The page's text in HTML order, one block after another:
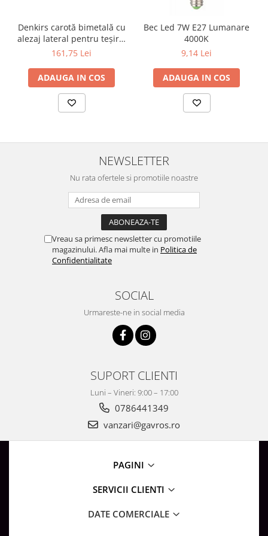
Profile Aluminiu pentru Banda LED
Iluminat Industrial
Corpuri Liniare LED Industriale
Corp Iluminat Led Highbay
Iluminat Stradal
Videointerfoane Si Interfoane
Statii Incarcare Electrice
Stalpi Octogonali Galvanizati
Stalpi de Iluminat
Stalpi Decorativi
Plafoniere cu ventilator integrat
Denkirs carotă bimetală cu
alezaj lateral pentru teșire,
70×115 mm
161,75 Lei
ADAUGA IN COS
Bec Led 7W E27 Lumanare
4000K
9,14 Lei
ADAUGA IN COS
NEWSLETTER
Nu rata ofertele si promotiile noastre
Vreau sa primesc newsletter cu promotiile
magazinului. Afla mai multe in Politica de
Confidentialitate
SOCIAL
Urmareste-ne in social media
SUPORT CLIENTI
Luni – Vineri: 9:00 – 17:00
0786441349
vanzari@gavros.ro
PAGINI
SERVICII CLIENTI
DATE COMERCIALE